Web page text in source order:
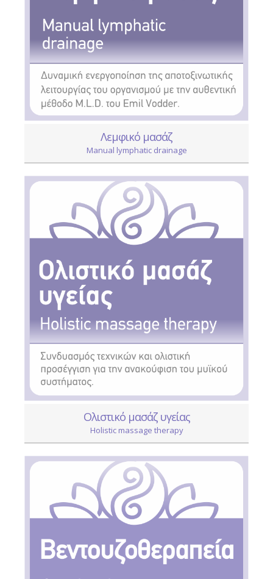
Λεμφικό μασάζ
Manual lymphatic drainage
Ολιστικό μασάζ υγείας
Holistic massage therapy